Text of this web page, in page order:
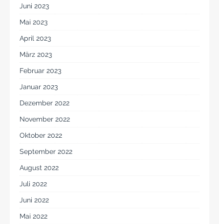
Juni 2023
Mai 2023
April 2023
März 2023
Februar 2023
Januar 2023
Dezember 2022
November 2022
Oktober 2022
September 2022
August 2022
Juli 2022
Juni 2022
Mai 2022